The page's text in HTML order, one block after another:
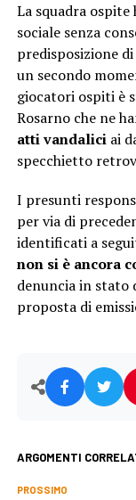
La squadra
sociale senza
predisposizione
un secondo
giocatori ospiti è
Rosarno che ne
atti vandaliciai
specchietto
I presunti
per via di
identificati a
non si è ancora
denuncia in stato
proposta di
ARGOMENTI
PROSSIMO